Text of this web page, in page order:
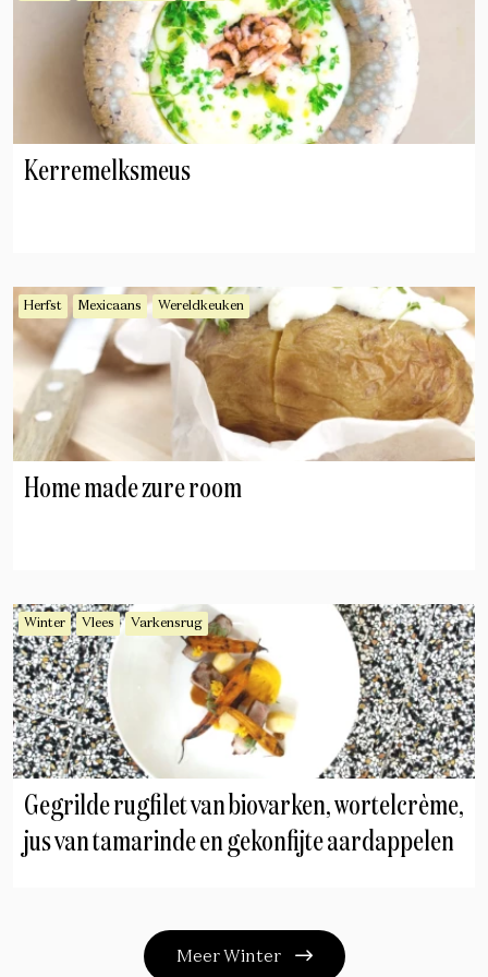
Kerremelksmeus
Herfst Mexicaans Wereldkeuken
Home made zure room
Winter Vlees Varkensrug
Gegrilde rugfilet van biovarken, wortelcrème,
jus van tamarinde en gekonfijte aardappelen
Meer Winter